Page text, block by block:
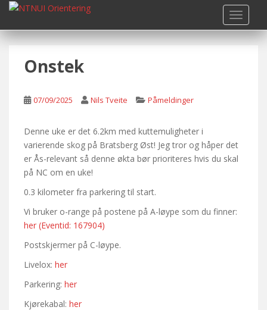
i
Onstek
07/09/2025 Nils Tveite Påmeldinger
Denne uke er det 6.2km med kuttemuligheter i
varierende skog på Bratsberg Øst! Jeg tror og håper det
er Ås-relevant så denne økta bør prioriteres hvis du skal
på NC om en uke!
0.3 kilometer fra parkering til start.
Vi bruker o-range på postene på A-løype som du finner:
her (Eventid: 167904)
Postskjermer på C-løype.
Livelox: her
Parkering: her
Kjørekabal: her